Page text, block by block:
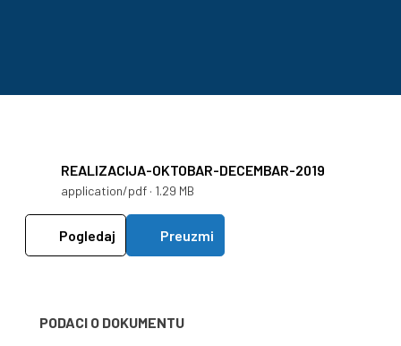
REALIZACIJA-OKTOBAR-DECEMBAR-2019
application/pdf · 1.29 MB
Pogledaj Preuzmi
PODACI O DOKUMENTU